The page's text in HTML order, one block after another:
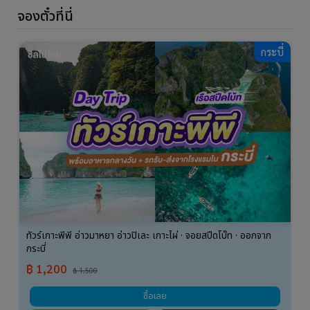
จองตั๋วที่นี่
กระบี่
ทัวร์เกาะพีพี อ่าวมาหยา อ่าวปิเละ เกาะไผ่ · จอยสปีดโบ๊ท · ออกจาก
กระบี่
฿ 1,200 ฿ 1,500
ซื้อเลย